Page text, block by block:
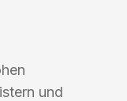
und